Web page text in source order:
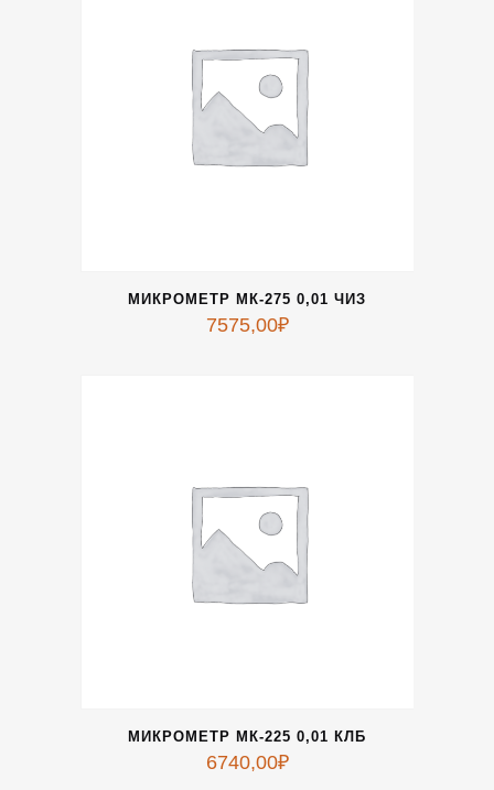
МИКРОМЕТР МК-275 0,01 ЧИЗ
7575,00₽
МИКРОМЕТР МК-225 0,01 КЛБ
6740,00₽